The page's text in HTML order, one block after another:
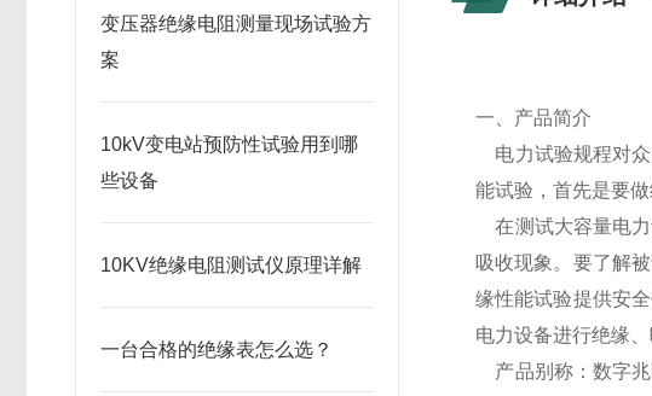
变压器绝缘电阻测量现场试验方
案
10kV变电站预防性试验用到哪
些设备
10KV绝缘电阻测试仪原理详解
一台合格的绝缘表怎么选？
一、产品简介
电力试验规程对众
能试验，首先是要做
在测试大容量电力
吸收现象。要了解
缘性能试验提供安
电力设备进行绝缘
产品别称：数字兆